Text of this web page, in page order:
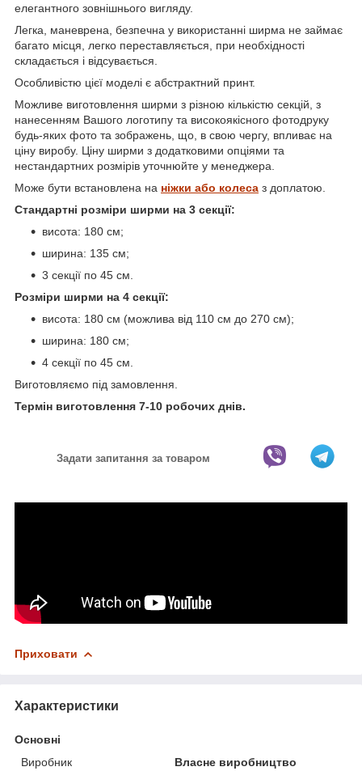
елегантного зовнішнього вигляду.
Легка, маневрена, безпечна у використанні ширма не займає
багато місця, легко переставляється, при необхідності
складається і відсувається.
Особливістю цієї моделі є абстрактний принт.
Можливе виготовлення ширми з різною кількістю секцій, з
нанесенням Вашого логотипу та високоякісного фотодруку
будь-яких фото та зображень, що, в свою чергу, впливає на
ціну виробу. Ціну ширми з додатковими опціями та
нестандартних розмірів уточнюйте у менеджера.
Може бути встановлена на ніжки або колеса з доплатою.
Стандартні розміри ширми на 3 секції:
висота: 180 см;
ширина: 135 см;
3 секції по 45 см.
Розміри ширми на 4 секції:
висота: 180 см (можлива від 110 см до 270 см);
ширина: 180 см;
4 секції по 45 см.
Виготовляємо під замовлення.
Термін виготовлення 7-10 робочих днів.
Задати запитання за товаром
Приховати
Характеристики
Основні
Виробник
Власне виробництво